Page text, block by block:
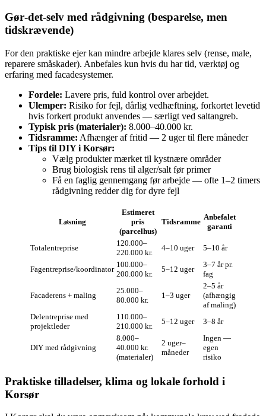
Gør‑det‑selv med rådgivning (besparelse, men
tidskrævende)
For den praktiske ejer kan mindre arbejde klares selv (rense, male,
reparere småskader). Anbefales kun hvis du har tid, værktøj og
erfaring med facadesystemer.
Fordele: Lavere pris, fuld kontrol over arbejdet.
Ulemper: Risiko for fejl, dårlig vedhæftning, forkortet levetid
hvis forkert produkt anvendes — særligt ved saltangreb.
Typisk pris (materialer): 8.000–40.000 kr.
Tidsramme: Afhænger af fritid — 2 uger til flere måneder
Tips til DIY i Korsør:
Vælg produkter mærket til kystnære områder
Brug biologisk rens til alger/salt før primer
Få en faglig gennemgang før arbejde — ofte 1–2 timers
rådgivning redder dig for dyre fejl
Løsning
Estimeret
pris
(parcelhus)
Tidsramme
Anbefalet
garanti
Totalentreprise
120.000–
220.000 kr.
4–10 uger 5–10 år
Fagentreprise/koordinator
100.000–
200.000 kr.
5–12 uger
3–7 år pr.
fag
Facaderens + maling
25.000–
80.000 kr.
1–3 uger
2–5 år
(afhængig
af maling)
Delentreprise med
projektleder
110.000–
210.000 kr.
5–12 uger 3–8 år
DIY med rådgivning
8.000–
40.000 kr.
(materialer)
2 uger–
måneder
Ingen —
egen
risiko
Praktiske tilladelser, klima og lokale forhold i
Korsør